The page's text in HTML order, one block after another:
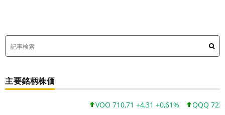
主要銘柄株価
VOO 710,71 +4,31 +0,61% QQQ 723,03